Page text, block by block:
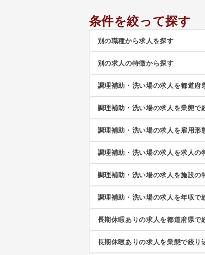
条件を絞って探す
別の職種から求人を探す
別の求人の特徴から探す
調理補助・洗い場の求人を都道府
調理補助・洗い場の求人を業態で
調理補助・洗い場の求人を雇用形
調理補助・洗い場の求人を求人の
調理補助・洗い場の求人を施設の
調理補助・洗い場の求人を年収で
長期休暇ありの求人を都道府県で
長期休暇ありの求人を業態で絞り